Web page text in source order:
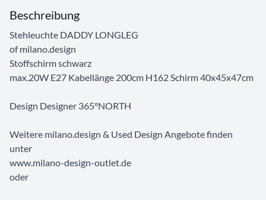
Beschreibung
Stehleuchte DADDY LONGLEG
of milano.design
Stoffschirm schwarz
max.20W E27 Kabellänge 200cm H162 Schirm 40x45x47cm
Design Designer 365°NORTH
Weitere milano.design & Used Design Angebote finden
unter
www.milano-design-outlet.de
oder